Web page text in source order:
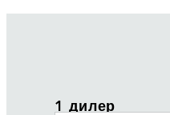
1 дилер